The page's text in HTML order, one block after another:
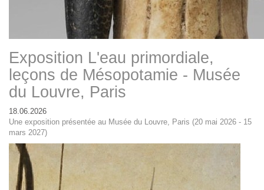
Exposition L'eau primordiale,
leçons de Mésopotamie - Musée
du Louvre, Paris
18.06.2026
Une exposition présentée au Musée du Louvre, Paris (20 mai 2026 - 15
mars 2027)